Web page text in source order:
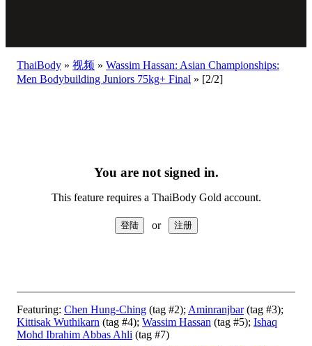
ThaiBody » 视频 » Wassim Hassan: Asian Championships:
Men Bodybuilding Juniors 75kg+ Final » [2/2]
You are not signed in.
This feature requires a ThaiBody Gold account.
or
Featuring: Chen Hung-Ching (tag #2); Aminranjbar(tag #3);
Kittisak Wuthikarn (tag #4); Wassim Hassan (tag #5); Ishaq
Mohd Ibrahim Abbas Ahli (tag #7)